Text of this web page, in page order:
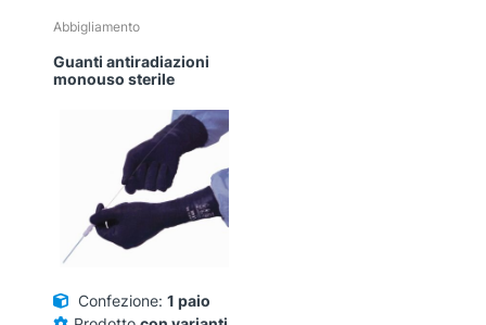
Abbigliamento
Guanti antiradiazioni
monouso sterile
Confezione: 1 paio
Questo
ha
essere
scelte
nella
del
prodotto